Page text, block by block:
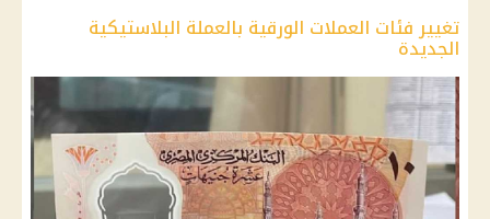
تغيير فئات العملات الورقية بالعملة البلاستيكية
الجديدة